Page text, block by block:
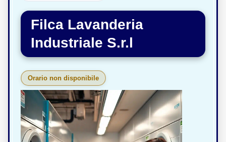
Filca Lavanderia
Industriale S.r.l
Orario non disponibile